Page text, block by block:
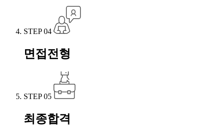
STEP 04
면접전형
STEP 05
최종합격